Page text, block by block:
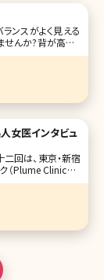
ンスがよく見える
んか?背が高くて
ランスの取れた体
を与えることがで
と引き締まった小
女医インタビュ
回は、東京・新宿
Plume Clinic）で
です。 豊胸と
リニックを開業。
さんが安心して通